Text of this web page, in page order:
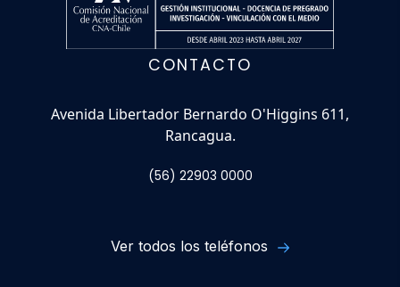
CONTACTO
Avenida Libertador Bernardo O'Higgins 611,
Rancagua.
(56) 22903 0000
Ver todos los teléfonos